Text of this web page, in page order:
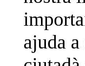
ajuda